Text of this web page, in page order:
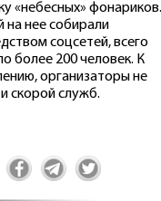
«небесных» фонариков.
на нее собирали
соцсетей, всего
более 200 человек. К
организаторы не
скорой служб.